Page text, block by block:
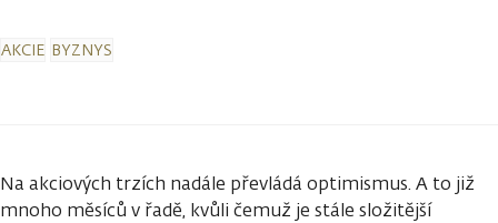
AKCIE BYZNYS
Na akciových trzích nadále převládá optimismus. A to již
mnoho měsíců v řadě, kvůli čemuž je stále složitější